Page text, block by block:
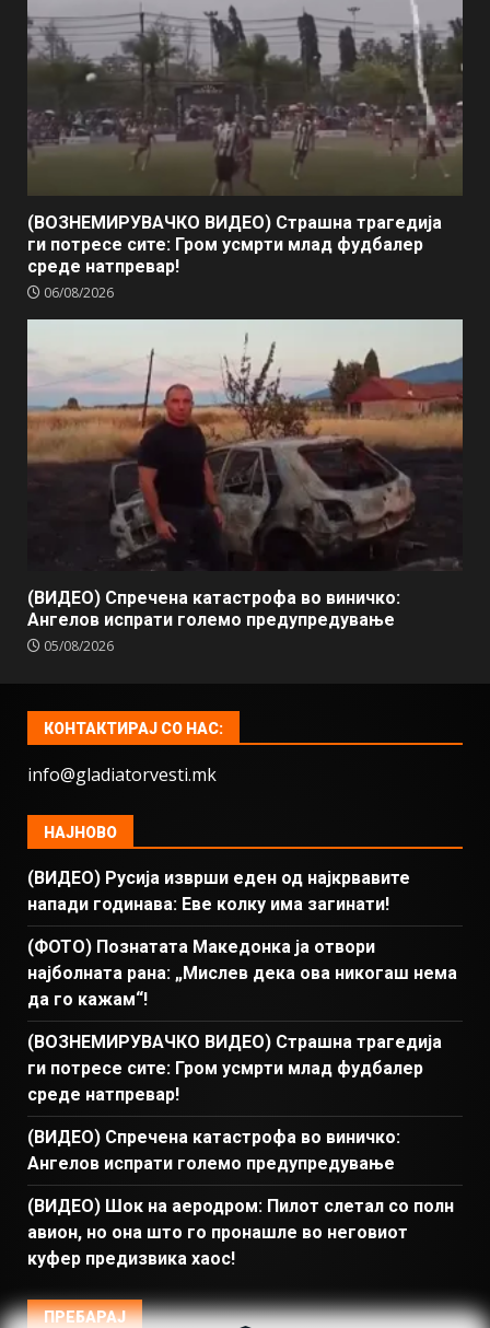
(ВОЗНЕМИРУВАЧКО ВИДЕО) Страшна трагедија
ги потресе сите: Гром усмрти млад фудбалер
среде натпревар!
06/08/2026
(ВИДЕО) Спречена катастрофа во виничко:
Ангелов испрати големо предупредување
05/08/2026
КОНТАКТИРАЈ СО НАС:
info@gladiatorvesti.mk
НАЈНОВО
(ВИДЕО) Русија изврши еден од најкрвавите
напади годинава: Еве колку има загинати!
(ФОТО) Познатата Македонка ја отвори
најболната рана: „Мислев дека ова никогаш нема
да го кажам“!
(ВОЗНЕМИРУВАЧКО ВИДЕО) Страшна трагедија
ги потресе сите: Гром усмрти млад фудбалер
среде натпревар!
(ВИДЕО) Спречена катастрофа во виничко:
Ангелов испрати големо предупредување
(ВИДЕО) Шок на аеродром: Пилот слетал со полн
авион, но она што го пронашле во неговиот
куфер предизвика хаос!
ПРЕБАРАЈ